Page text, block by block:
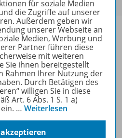
Ausgabe
für soziale Medien
die Zugriffe auf unserer
Außerdem geben wir
unserer Webseite an
Medien, Werbung und
Partner führen diese
mit weiteren
Sie ihnen bereitgestellt
Rahmen Ihrer Nutzung der
Durch Betätigen des
willigen Sie in diese
Art. 6 Abs. 1 S. 1 a)
… Weiterlesen